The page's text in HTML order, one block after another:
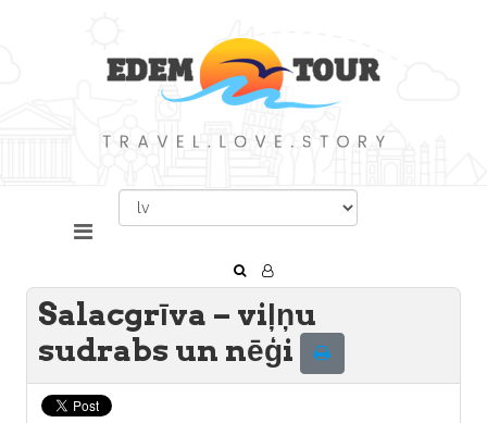
Salacgrīva – viļņu
sudrabs un nēģi